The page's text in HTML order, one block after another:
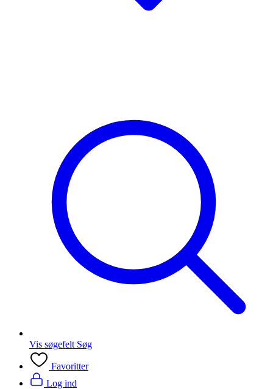
Vis søgefelt Søg
Favoritter
Log ind